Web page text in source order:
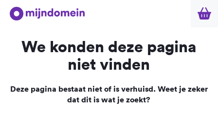
We konden deze pagina
niet vinden
Deze pagina bestaat niet of is verhuisd. Weet je zeker
dat dit is wat je zoekt?